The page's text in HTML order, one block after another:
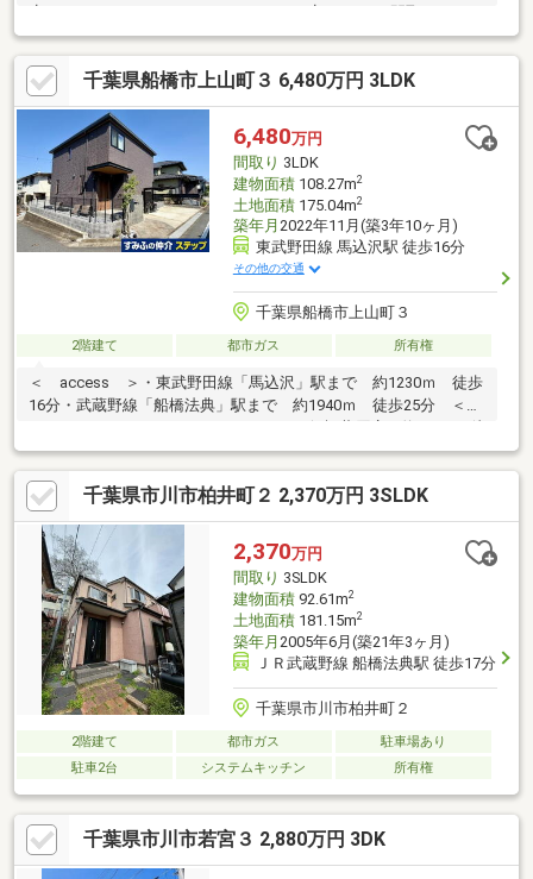
╋━━━━━━━━━━━━━━━━━┫・6LDKの間取りのた
め、様々な世帯でご利用いただけます・北西側6ｍ道路のため、お
車の出し入れもスムーズです・カースペースは2台分あり・元々は
自宅兼事務所として利用されておりましたので、事務所としての
利用もご検討ください・BBQや花火鑑賞なども可能なワイドバル
千葉県船橋市上山町３ 6,480万円 3LDK
6,480万円
間取り 3LDK
建物面積108.27m2
土地面積175.04m2
築年月 2022年11月(築3年10ヶ月)
東武野田線 馬込沢駅 徒歩16分
その他の交通
千葉県船橋市上山町３
2階建て 都市ガス 所有権
＜ access ＞・東武野田線「馬込沢」駅まで 約1230ｍ 徒歩
16分・武蔵野線「船橋法典」駅まで 約1940ｍ 徒歩25分 ＜
歩7分）・ヨークマート藤原店（約710m・徒歩9分）・ウェルシア
船橋藤原店（約720m・徒歩9分）・上山町3丁目子供の公園（約
180m・徒歩3分）・船橋市立法典小学校（約480m・徒歩6分）・
船橋市立旭中学校（約580m・徒歩8分）
千葉県市川市柏井町２ 2,370万円 3SLDK
2,370万円
間取り 3SLDK
建物面積92.61m2
土地面積181.15m2
築年月 2005年6月(築21年3ヶ月)
ＪＲ武蔵野線 船橋法典駅 徒歩17分
千葉県市川市柏井町２
2階建て 都市ガス
駐車場あり
駐車2台
システムキッチン 所有権
千葉県市川市若宮３ 2,880万円 3DK